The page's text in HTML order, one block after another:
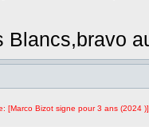
Blancs,bravo
[Marco Bizot signe pour 3 ans (2024 )]